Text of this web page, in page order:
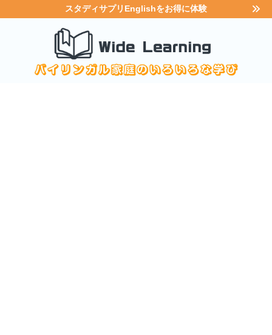
スタディサプリEnglishをお得に体験